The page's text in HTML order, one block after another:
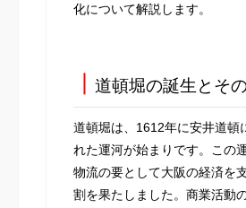
化について解説します。
道頓堀の誕生とそ
道頓堀は、1612年に安井道頓
れた運河が始まりです。この
物流の要として大阪の経済を
割を果たしました。商業活動